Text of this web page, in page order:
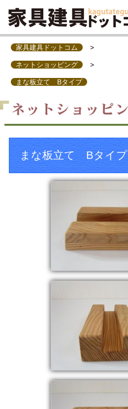
家具建具ドットコム >
ネットショッピング >
まな板立て Bタイプ
まな板立て Bタイプ